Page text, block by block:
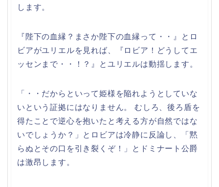
します。
『陛下の血縁？まさか陛下の血縁って・・』とロ
ビアがユリエルを見れば、『ロビア！どうしてエ
ッセンまで・・！？』とユリエルは動揺します。
「・・だからといって姫様を陥れようとしていな
いという証拠にはなりません。 むしろ、後ろ盾を
得たことで逆心を抱いたと考える方が自然ではな
いでしょうか？」とロビアは冷静に反論し、「黙
らぬとその口を引き裂くぞ！」とドミナート公爵
は激昂します。